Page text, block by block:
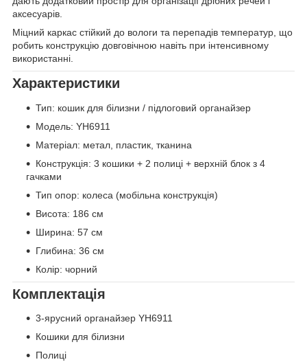
аксесуарів.
Міцний каркас стійкий до вологи та перепадів температур, що
робить конструкцію довговічною навіть при інтенсивному
використанні.
Характеристики
Тип: кошик для білизни / підлоговий органайзер
Модель: YH6911
Матеріал: метал, пластик, тканина
Конструкція: 3 кошики + 2 полиці + верхній блок з 4
гачками
Тип опор: колеса (мобільна конструкція)
Висота: 186 см
Ширина: 57 см
Глибина: 36 см
Колір: чорний
Комплектація
3-ярусний органайзер YH6911
Кошики для білизни
Полиці